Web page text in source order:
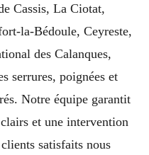
Cassis, La Ciotat,
la-Bédoule, Ceyreste,
des Calanques,
serrures, poignées et
Notre équipe garantit
et une intervention
satisfaits nous